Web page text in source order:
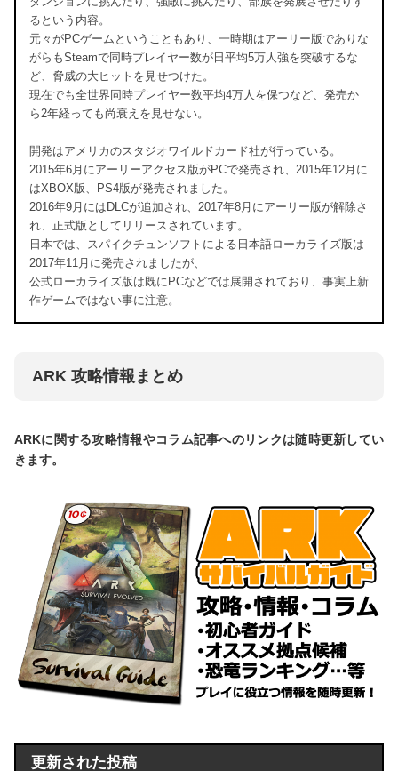
るという内容。
元々がPCゲームということもあり、一時期はアーリー版でありな
がらもSteamで同時プレイヤー数が日平均5万人強を突破するな
ど、脅威の大ヒットを見せつけた。
現在でも全世界同時プレイヤー数平均4万人を保つなど、発売か
ら2年経っても尚衰えを見せない。
開発はアメリカのスタジオワイルドカード社が行っている。
2015年6月にアーリーアクセス版がPCで発売され、2015年12月に
はXBOX版、PS4版が発売されました。
2016年9月にはDLCが追加され、2017年8月にアーリー版が解除さ
れ、正式版としてリリースされています。
日本では、スパイクチュンソフトによる日本語ローカライズ版は
2017年11月に発売されましたが、
公式ローカライズ版は既にPCなどでは展開されており、事実上新
作ゲームではない事に注意。
ARK 攻略情報まとめ
ARKに関する攻略情報やコラム記事へのリンクは随時更新してい
きます。
更新された投稿